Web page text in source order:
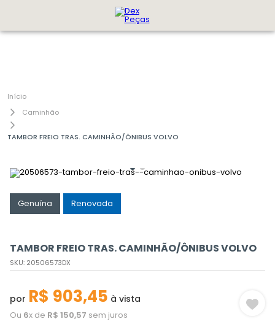
Caminhão
TAMBOR FREIO TRAS. CAMINHÃO/ÔNIBUS VOLVO
Genuína Renovada
TAMBOR FREIO TRAS. CAMINHÃO/ÔNIBUS VOLVO
SKU: 20506573DX
por R$ 903,45 à vista
Ou 6x de R$ 150,57 sem juros